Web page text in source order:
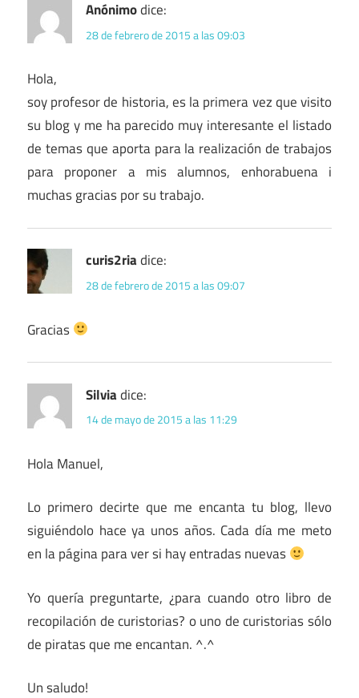
Anónimodice:
28 de febrero de 2015 a las 09:03
Hola,
soy profesor de historia, es la primera vez que visito
su blog y me ha parecido muy interesante el listado
de temas que aporta para la realización de trabajos
para proponer a mis alumnos, enhorabuena i
muchas gracias por su trabajo.
curis2riadice:
28 de febrero de 2015 a las 09:07
Gracias
Silviadice:
14 de mayo de 2015 a las 11:29
Hola Manuel,
Lo primero decirte que me encanta tu blog, llevo
siguiéndolo hace ya unos años. Cada día me meto
en la página para ver si hay entradas nuevas
Yo quería preguntarte, ¿para cuando otro libro de
recopilación de curistorias? o uno de curistorias sólo
de piratas que me encantan. ^.^
Un saludo!